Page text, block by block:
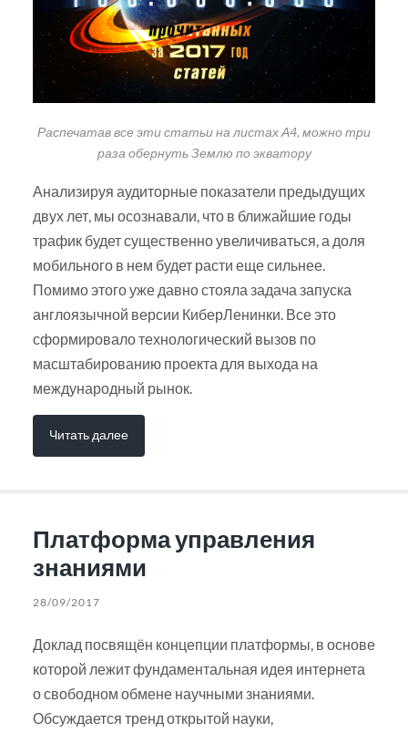
Распечатав все эти статьи на листах А4, можно три
раза обернуть Землю по экватору
Анализируя аудиторные показатели предыдущих
двух лет, мы осознавали, что в ближайшие годы
трафик будет существенно увеличиваться, а доля
мобильного в нем будет расти еще сильнее.
Помимо этого уже давно стояла задача запуска
англоязычной версии КиберЛенинки. Все это
сформировало технологический вызов по
масштабированию проекта для выхода на
международный рынок.
Читать далее
Платформа управления
знаниями
28/09/2017
Доклад посвящён концепции платформы, в основе
которой лежит фундаментальная идея интернета
о свободном обмене научными знаниями.
Обсуждается тренд открытой науки,